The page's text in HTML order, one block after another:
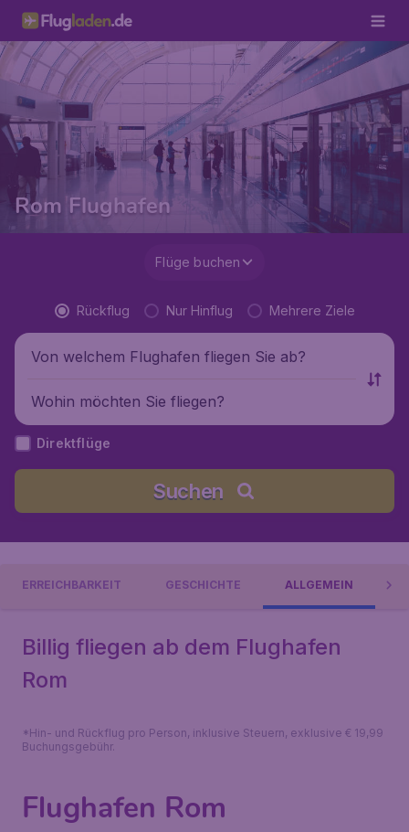
Rom Flughafen
Flüge buchen
Rückflug Nur Hinflug Mehrere Ziele
Von welchem Flughafen fliegen Sie ab?
Wohin möchten Sie fliegen?
Direktflüge
Suchen
ERREICHBARKEIT GESCHICHTE ALLGEMEIN
Billig fliegen ab dem Flughafen
Rom
*Hin- und Rückflug pro Person, inklusive Steuern, exklusive € 19,99
Buchungsgebühr.
Flughafen Rom